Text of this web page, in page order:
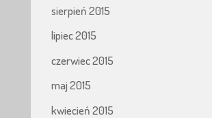
sierpień 2015
lipiec 2015
czerwiec 2015
maj 2015
kwiecień 2015